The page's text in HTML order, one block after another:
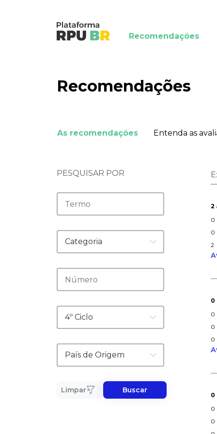
Recomendações
Recomendações
As recomendações Entenda as
PESQUISAR POR
Limpar Buscar
2
0
0
2
0
0
0
0
0
0
0